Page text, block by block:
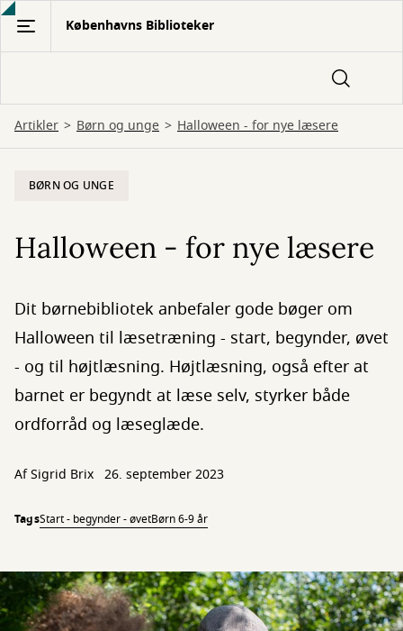
Gå
hovedindhold
Københavns Biblioteker
Artikler Børn og unge Halloween - for nye læsere
BØRN OG UNGE
Halloween - for nye læsere
Dit børnebibliotek anbefaler gode bøger om
Halloween til læsetræning - start, begynder, øvet
- og til højtlæsning. Højtlæsning, også efter at
barnet er begyndt at læse selv, styrker både
ordforråd og læseglæde.
Af Sigrid Brix 26. september 2023
TagsStart - begynder - øvetBørn 6-9 år